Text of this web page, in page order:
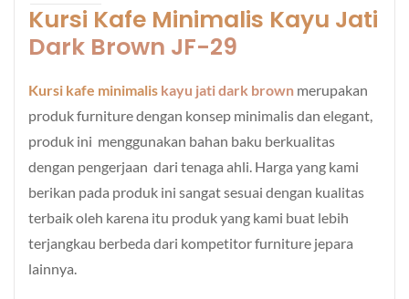
Kursi Kafe Minimalis Kayu Jati
Dark Brown JF-29
Kursi kafe minimalis kayu jati dark brown merupakan
produk furniture dengan konsep minimalis dan elegant,
produk ini menggunakan bahan baku berkualitas
dengan pengerjaan dari tenaga ahli. Harga yang kami
berikan pada produk ini sangat sesuai dengan kualitas
terbaik oleh karena itu produk yang kami buat lebih
terjangkau berbeda dari kompetitor furniture jepara
lainnya.